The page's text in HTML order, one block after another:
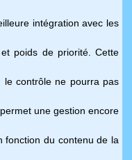
intégration avec les
poids de priorité. Cette
le contrôle ne pourra pas
une gestion encore
fonction du contenu de la